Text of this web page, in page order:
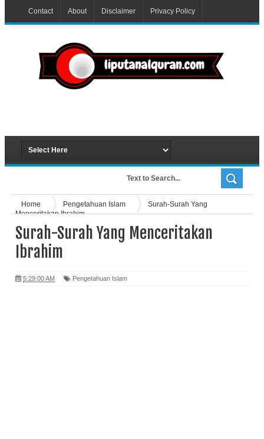
Contact About Disclaimer Privacy Policy
Home Pengetahuan Islam
Surah-Surah Yang
Menceritakan Ibrahim
Surah-Surah Yang Menceritakan
Ibrahim
5:29:00 AM Pengetahuan Islam